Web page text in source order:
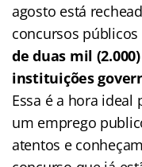
agosto está
concursos
de duas mil
instituições
Essa é a hora ideal
um emprego
atentos e